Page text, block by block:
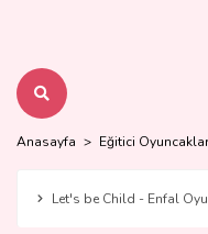
Anasayfa Eğitici Oyuncaklar
Let's be Child - Enfal